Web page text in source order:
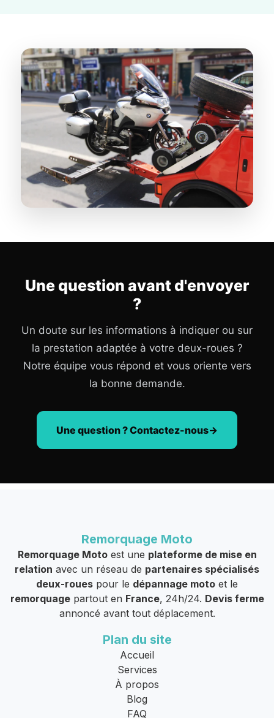
Une question avant d'envoyer
?
Un doute sur les informations à indiquer ou sur
la prestation adaptée à votre deux-roues ?
Notre équipe vous répond et vous oriente vers
la bonne demande.
Une question ? Contactez-nous
Remorquage Moto
Remorquage Motoest une plateforme de mise en
relation avec un réseau de partenaires spécialisés
deux-roues pour le dépannage moto et le
remorquagepartout en France, 24h/24. Devis ferme
annoncé avant tout déplacement.
Plan du site
Accueil
Services
À propos
Blog
FAQ